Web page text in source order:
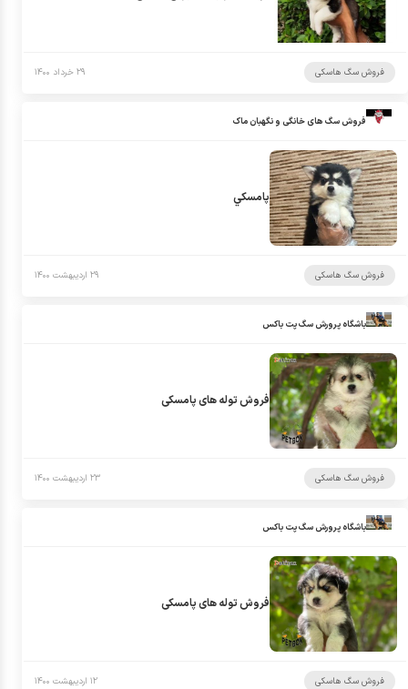
فروش سگ هاسکی ۲۹ خرداد ۱۴۰۰
فروش سگ های خانگی و نگهبان ماک
پامسكي
فروش سگ هاسکی ۲۹ اردیبهشت ۱۴۰۰
باشگاه پرورش سگ پت باکس
فروش توله های پامسکی
فروش سگ هاسکی ۲۳ اردیبهشت ۱۴۰۰
باشگاه پرورش سگ پت باکس
فروش توله های پامسکی
فروش سگ هاسکی ۱۲ اردیبهشت ۱۴۰۰